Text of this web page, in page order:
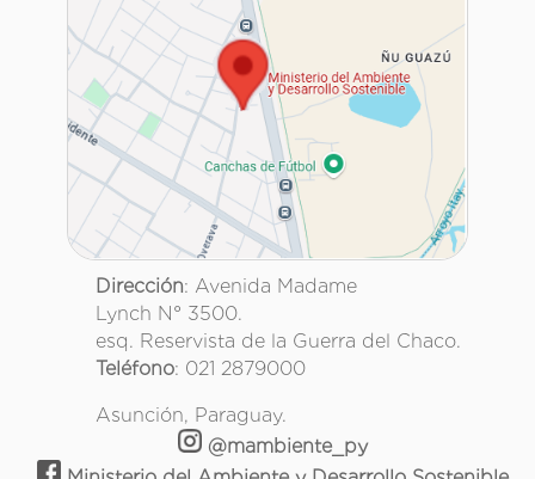
Dirección: Avenida Madame
Lynch N° 3500.
esq. Reservista de la Guerra del Chaco.
Teléfono: 021 2879000
Asunción, Paraguay.
@mambiente_py